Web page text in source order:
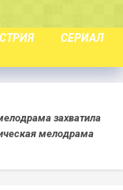
СЕРИАЛ
захватила
мелодрама